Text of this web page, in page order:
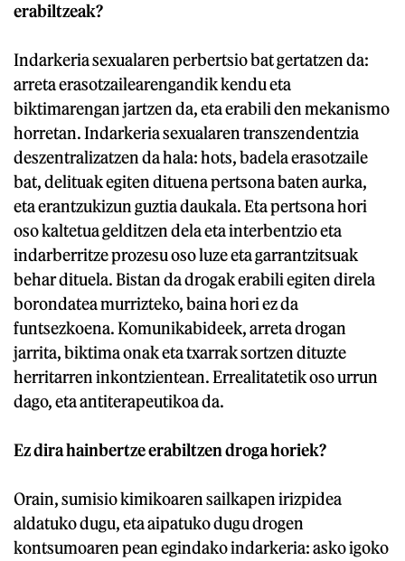
erabiltzeak?
Indarkeria sexualaren perbertsio bat gertatzen da:
arreta erasotzailearengandik kendu eta
biktimarengan jartzen da, eta erabili den mekanismo
horretan. Indarkeria sexualaren transzendentzia
deszentralizatzen da hala: hots, badela erasotzaile
bat, delituak egiten dituena pertsona baten aurka,
eta erantzukizun guztia daukala. Eta pertsona hori
oso kaltetua gelditzen dela eta interbentzio eta
indarberritze prozesu oso luze eta garrantzitsuak
behar dituela. Bistan da drogak erabili egiten direla
borondatea murrizteko, baina hori ez da
funtsezkoena. Komunikabideek, arreta drogan
jarrita, biktima onak eta txarrak sortzen dituzte
herritarren inkontzientean. Errealitatetik oso urrun
dago, eta antiterapeutikoa da.
Ez dira hainbertze erabiltzen droga horiek?
Orain, sumisio kimikoaren sailkapen irizpidea
aldatuko dugu, eta aipatuko dugu drogen
kontsumoaren pean egindako indarkeria: asko igoko